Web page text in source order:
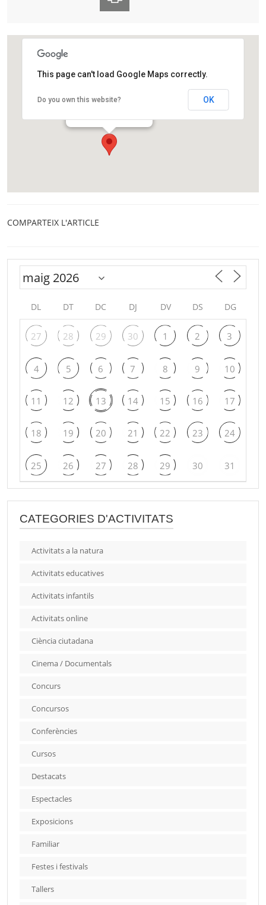
CaixaForum Girona
Carrer dels Ciutadans, 19
This page can't load Google Maps correctly.
Do you own this website? OK
COMPARTEIX L'ARTICLE
DL DT DC DJ DV DS DG
27 28 29 30 1 2 3
4 5 6 7 8 9 10
11 12 13 14 15 16 17
18 19 20 21 22 23 24
25 26 27 28 29 30 31
CATEGORIES D'ACTIVITATS
Activitats a la natura
Activitats educatives
Activitats infantils
Activitats online
Ciència ciutadana
Cinema / Documentals
Concurs
Concursos
Conferències
Cursos
Destacats
Espectacles
Exposicions
Familiar
Festes i festivals
Tallers